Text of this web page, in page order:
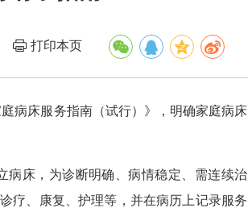
打印本页
病床服务指南（试行）》，明确家庭病床
病床，为诊断明确、病情稳定、需连续治
疗、康复、护理等，并在病历上记录服务